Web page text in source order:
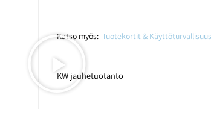
Katso myös:Tuotekortit &
KW jauhetuotanto